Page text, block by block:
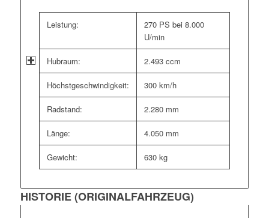
Leistung:
270 PS bei 8.000
U/min
Hubraum: 2.493 ccm
Höchstgeschwindigkeit: 300 km/h
Radstand: 2.280 mm
Länge: 4.050 mm
Gewicht: 630 kg
HISTORIE (ORIGINALFAHRZEUG)